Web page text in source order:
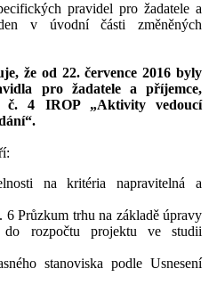
pravidel pro žadatele a
v úvodní části změněných
že od 22. července 2016 byly
pro žadatele a příjemce,
4 IROP „Aktivity vedoucí
na kritéria napravitelná a
Průzkum trhu na základě úpravy
do rozpočtu projektu ve studii
stanoviska podle Usnesení